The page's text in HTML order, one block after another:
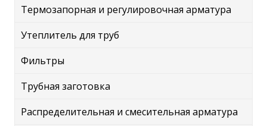
Термозапорная и регулировочная арматура
Утеплитель для труб
Фильтры
Трубная заготовка
Распределительная и смесительная арматура